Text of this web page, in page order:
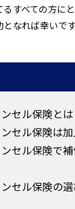
すべての方に
なれば幸いです
セル保険とは
セル保険は加
セル保険で
セル保険の